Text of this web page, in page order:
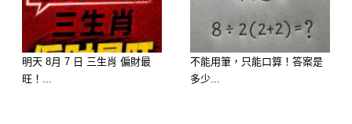
選擇 C：酸辣湯 ——【福報：小人退
明天 8月 7 日 三生肖 偏財最
旺！...
不能用筆，只能口算！答案是
多少...